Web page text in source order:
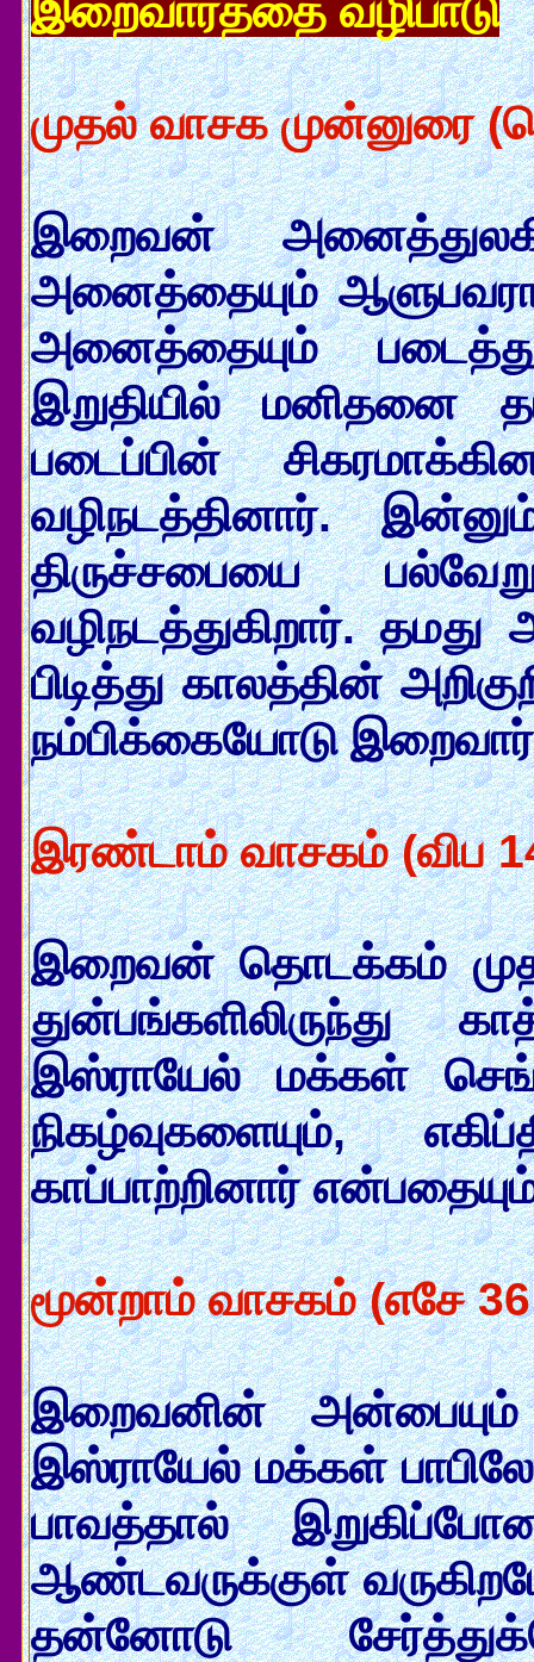
இறைவார்த்தை வழிபாடு
முதல் வாசக முன்னுரை
இறைவன்
அனைத்தையும்
அனைத்தையும்
இறுதியில் மனிதனை
படைப்பின்
வழிநடத்தினார்.
திருச்சபையை
வழிநடத்துகிறார்.
பிடித்து காலத்தின்
நம்பிக்கையோடு
இரண்டாம் வாசகம் (விப
இறைவன் தொடக்கம்
இஸ்ராயேல் மக்கள்
நிகழ்வுகளையும்,
காப்பாற்றினார்
மூன்றாம் வாசகம் (எசே
இறைவனின்
இஸ்ராயேல் மக்கள்
பாவத்தால்
ஆண்டவருக்குள்
தன்னோடு